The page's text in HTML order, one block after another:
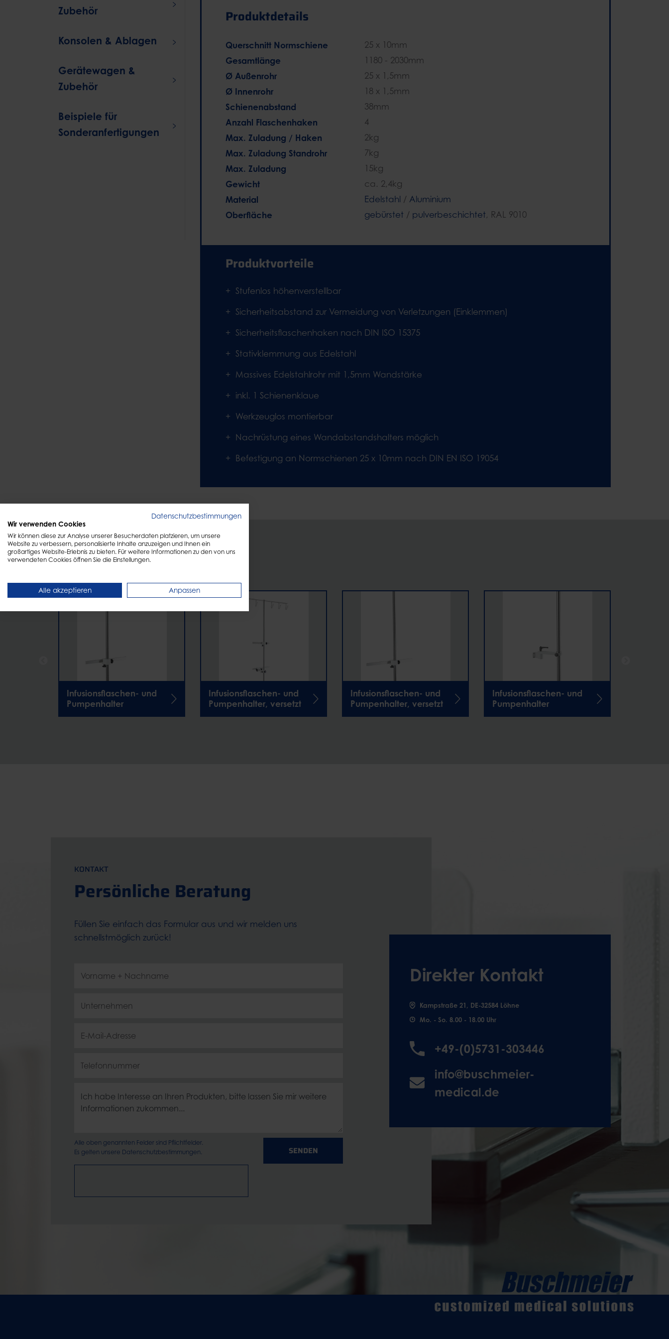
Zubehör
Konsolen & Ablagen
Gerätewagen &
Zubehör
Beispiele für
Sonderanfertigungen
Produktdetails
Querschnitt Normschiene 25 x 10mm
Gesamtlänge 1180 - 2030mm
Ø Außenrohr 25 x 1,5mm
Ø Innenrohr 18 x 1,5mm
Schienenabstand 38mm
Anzahl Flaschenhaken 4
Max. Zuladung / Haken 2kg
Max. Zuladung Standrohr 7kg
Max. Zuladung 15kg
Gewicht ca. 2,4kg
Material Edelstahl / Aluminium
Oberfläche gebürstet / pulverbeschichtet, RAL 9010
Produktvorteile
Stufenlos höhenverstellbar
Sicherheitsabstand zur Vermeidung von Verletzungen (Einklemmen)
Sicherheitsflaschenhaken nach DIN ISO 15375
Stativklemmung aus Edelstahl
Massives Edelstahlrohr mit 1,5mm Wandstärke
inkl. 1 Schienenklaue
Werkzeuglos montierbar
Nachrüstung eines Wandabstandshalters möglich
Befestigung an Normschienen 25 x 10mm nach DIN EN ISO 19054
ENTDECKEN
Andere suchten auch
Infusionsflaschen- und
Pumpenhalter
Infusionsflaschen- und
Pumpenhalter, versetzt
Infusionsflaschen- und
Pumpenhalter, versetzt
Infusionsflaschen- und
Pumpenhalter
KONTAKT
Persönliche Beratung
Füllen Sie einfach das Formular aus und wir melden uns
schnellstmöglich zurück!
Alle oben genannten Felder sind Pflichtfelder.
Es gelten unsere Datenschutzbestimmungen. SENDEN
Direkter Kontakt
Kampstraße 21, DE-32584 Löhne
Mo. - So. 8.00 - 18.00 Uhr
+49-(0)5731-303446
info@buschmeier-
medical.de
Datenschutzbestimmungen
Wir verwenden Cookies
Wir können diese zur Analyse unserer Besucherdaten platzieren, um unsere
Website zu verbessern, personalisierte Inhalte anzuzeigen und Ihnen ein
großartiges Website-Erlebnis zu bieten. Für weitere Informationen zu den von uns
verwendeten Cookies öffnen Sie die Einstellungen.
Alle akzeptieren Anpassen